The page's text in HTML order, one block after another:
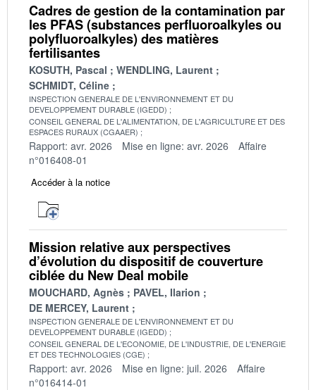
Cadres de gestion de la contamination par
les PFAS (substances perfluoroalkyles ou
polyfluoroalkyles) des matières
fertilisantes
KOSUTH, Pascal
WENDLING, Laurent
SCHMIDT, Céline
INSPECTION GENERALE DE L'ENVIRONNEMENT ET DU
DEVELOPPEMENT DURABLE (IGEDD)
CONSEIL GENERAL DE L'ALIMENTATION, DE L'AGRICULTURE ET DES
ESPACES RURAUX (CGAAER)
Rapport: avr. 2026 Mise en ligne: avr. 2026
Affaire
n°016408-01
Accéder à la notice
Mission relative aux perspectives
d’évolution du dispositif de couverture
ciblée du New Deal mobile
MOUCHARD, Agnès
PAVEL, Ilarion
DE MERCEY, Laurent
INSPECTION GENERALE DE L'ENVIRONNEMENT ET DU
DEVELOPPEMENT DURABLE (IGEDD)
CONSEIL GENERAL DE L'ECONOMIE, DE L'INDUSTRIE, DE L'ENERGIE
ET DES TECHNOLOGIES (CGE)
Rapport: avr. 2026 Mise en ligne: juil. 2026
Affaire
n°016414-01